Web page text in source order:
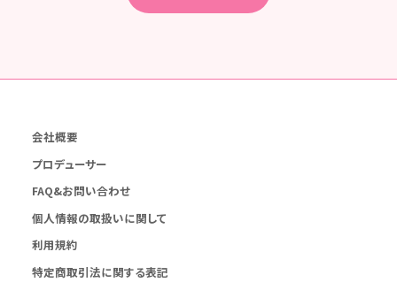
会社概要
プロデューサー
FAQ&お問い合わせ
個人情報の取扱いに関して
利用規約
特定商取引法に関する表記